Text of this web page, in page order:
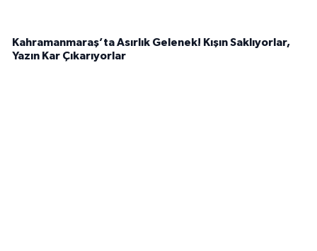
Kahramanmaraş’ta Asırlık Gelenek! Kışın Saklıyorlar,
Yazın Kar Çıkarıyorlar